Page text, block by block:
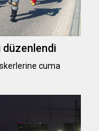
düzenlendi
cuma